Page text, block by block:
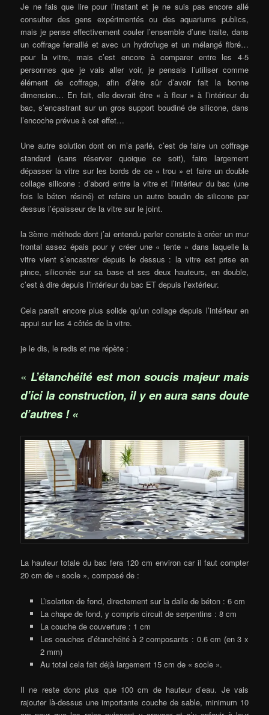
Je ne fais que lire pour l’instant et je ne suis pas encore allé
consulter des gens expérimentés ou des aquariums publics,
mais je pense effectivement couler l’ensemble d’une traite, dans
un coffrage ferraillé et avec un hydrofuge et un mélangé fibré…
pour la vitre, mais c’est encore à comparer entre les 4-5
personnes que je vais aller voir, je pensais l’utiliser comme
élément de coffrage, afin d’être sûr d’avoir fait la bonne
dimension… En fait, elle devrait être « à fleur » à l’intérieur du
bac, s’encastrant sur un gros support boudiné de silicone, dans
l’encoche prévue à cet effet…
Une autre solution dont on m’a parlé, c’est de faire un coffrage
standard (sans réserver quoique ce soit), faire largement
dépasser la vitre sur les bords de ce « trou » et faire un double
collage silicone : d’abord entre la vitre et l’intérieur du bac (une
fois le béton résiné) et refaire un autre boudin de silicone par
dessus l’épaisseur de la vitre sur le joint.
la 3ème méthode dont j’ai entendu parler consiste à créer un mur
frontal assez épais pour y créer une « fente » dans laquelle la
vitre vient s’encastrer depuis le dessus : la vitre est prise en
pince, siliconée sur sa base et ses deux hauteurs, en double,
c’est à dire depuis l’intérieur du bac ET depuis l’extérieur.
Cela paraît encore plus solide qu’un collage depuis l’intérieur en
appui sur les 4 côtés de la vitre.
je le dis, le redis et me répète :
« L’étanchéité est mon soucis majeur mais
d’ici la construction, il y en aura sans doute
d’autres ! «
La hauteur totale du bac fera 120 cm environ car il faut compter
20 cm de « socle », composé de :
L’isolation de fond, directement sur la dalle de béton : 6 cm
La chape de fond, y compris circuit de serpentins : 8 cm
La couche de couverture : 1 cm
Les couches d’étanchéité à 2 composants : 0.6 cm (en 3 x
2 mm)
Au total cela fait déjà largement 15 cm de « socle ».
Il ne reste donc plus que 100 cm de hauteur d’eau. Je vais
rajouter là-dessus une importante couche de sable, minimum 10